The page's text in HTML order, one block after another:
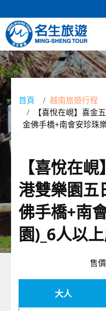
清倉促銷
日本專館
郵輪假期
海島假期
東南亞
美加紐澳
歐洲
首頁 越南旅遊行程
【喜悅在峴】喜金
金佛手橋+南會安珍珠
【喜悅在
港雙樂園五
佛手橋+南
園)_6人以
售價
大人